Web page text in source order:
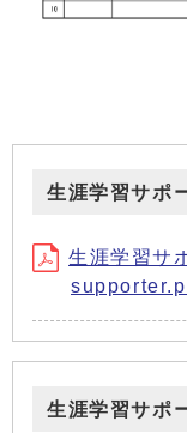
生涯学習サポ
生涯学習サ
生涯学習サポ